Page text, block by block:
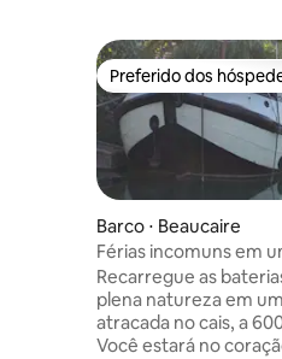
Preferido dos
Preferido dos
Barco ⋅ Beaucaire
Férias incomuns em
Recarregue as
plena natureza em
atracada no cais, a
Você estará no